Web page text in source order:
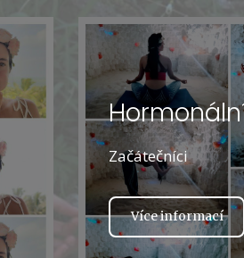
Začátečníci
Více informací